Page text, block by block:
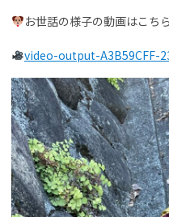
お世話の様子の動画はこ
video-output-A3B59CFF-